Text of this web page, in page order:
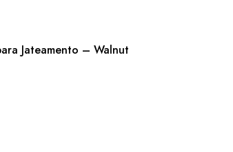
Jateamento – Walnut